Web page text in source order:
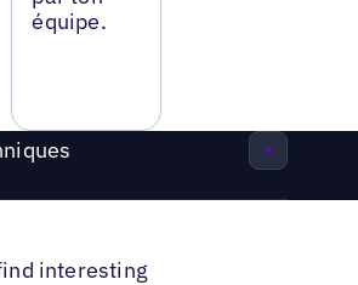
équipe.
interesting